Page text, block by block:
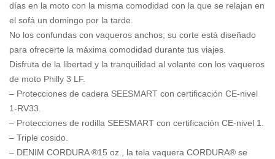
días en la moto con la misma comodidad con la que se relajan en
el sofá un domingo por la tarde.
No los confundas con vaqueros anchos; su corte está diseñado
para ofrecerte la máxima comodidad durante tus viajes.
Disfruta de la libertad y la tranquilidad al volante con los vaqueros
de moto Philly 3 LF.
– Protecciones de cadera SEESMART con certificación CE-nivel
1-RV33.
– Protecciones de rodilla SEESMART con certificación CE-nivel 1.
– Triple cosido.
– DENIM CORDURA ®15 oz., la tela vaquera CORDURA® se